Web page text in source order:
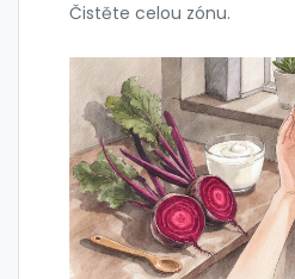
Čistěte celou zónu.